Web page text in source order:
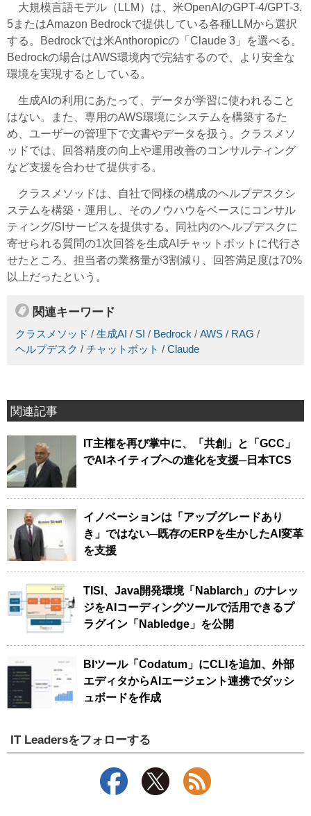
大規模言語モデル（LLM）は、米OpenAIのGPT-4/GPT-3.
5またはAmazon Bedrockで提供している各種LLMから選択
する。Bedrockでは米Anthoropicの「Claude 3」を選べる。
Bedrockの場合はAWS環境内で完結するので、より安全な
環境を実現するとしている。
生成AIの利用にあたって、データが学習に使われること
はない。また、専用のAWS環境にシステムを構築するた
め、ユーザーの管理下で文書やデータを扱う。クラスメソ
ッドでは、回答精度の向上や運用改善のコンサルティング
など支援を合わせて提供する。
クラスメソッドは、自社で同様の構成のヘルプデスクシ
ステムを構築・運用し、そのノウハウをベースにコンサル
ティング/SIサービスを提供する。同社内のヘルプデスクに
寄せられる質問の1次回答を生成AIチャットボットに代行さ
せたところ、担当者の業務量が3割減り、回答満足度は70%
以上だったという。
関連キーワード
クラスメソッド / 生成AI / SI / Bedrock / AWS / RAG /
ヘルプデスク / チャットボット / Claude
関連記事
IT主権を再び掌中に、「共創」と「GCC」
でAIネイティブへの進化を支援─日本TCS
イノベーションは「アップグレードあり
き」ではない─既存のERPを生かしたAI変革
を支援
TISI、Java開発環境「Nablarch」のナレッ
ジをAIコーディングツールで活用できるプ
ラグイン「Nabledge」を公開
BIツール「Codatum」にCLIを追加、外部
エディタからAIエージェント連携でダッシ
ュボードを作成
IT Leadersをフォローする